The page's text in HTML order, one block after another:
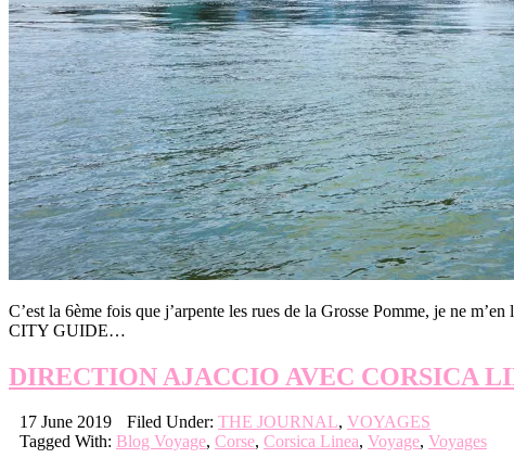
C’est la 6ème fois que j’arpente les rues de la Grosse Pomme, je ne
CITY GUIDE…
DIRECTION AJACCIO AVEC CORSICA
17 June 2019 Filed Under: THE JOURNAL, VOYAGES
Tagged With: Blog Voyage, Corse, Corsica Linea, Voyage, Voyages